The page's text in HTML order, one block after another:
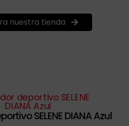
nuestra tienda
SELENE DIANA Azul